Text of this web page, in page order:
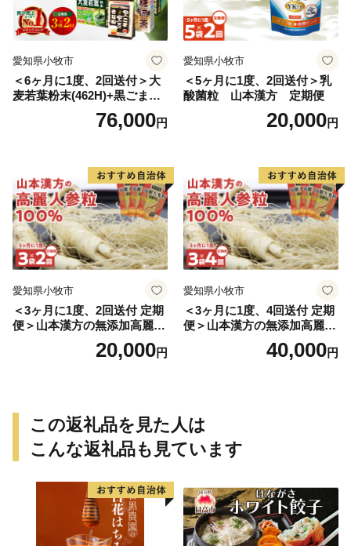
愛知県小牧市
＜6ヶ月に1度、2回送付＞大
麦若葉粉末(462H)+黒ごま黒
豆きな粉+ 糖流茶 山本漢
76,000円
愛知県小牧市
＜5ヶ月に1度、2回送付＞乳
酸菌粒 山本漢方 定期便
20,000円
愛知県小牧市
＜3ヶ月に1度、2回送付 定期
便＞山本漢方の無添加高麗人
20,000円
愛知県小牧市
＜3ヶ月に1度、4回送付 定期
便＞山本漢方の無添加高麗人
40,000円
この返礼品を見た人は
こんな返礼品も見ています